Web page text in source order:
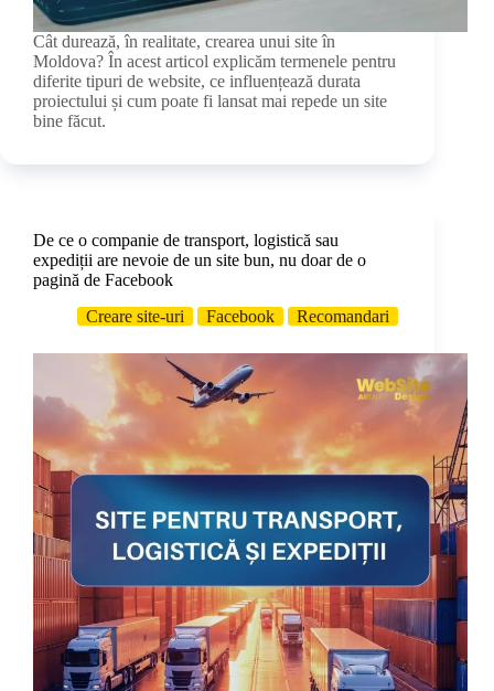
Cât durează, în realitate, crearea unui site în
Moldova? În acest articol explicăm termenele pentru
diferite tipuri de website, ce influențează durata
proiectului și cum poate fi lansat mai repede un site
bine făcut.
De ce o companie de transport, logistică sau
expediții are nevoie de un site bun, nu doar de o
pagină de Facebook
Creare site-uri
Facebook Recomandari